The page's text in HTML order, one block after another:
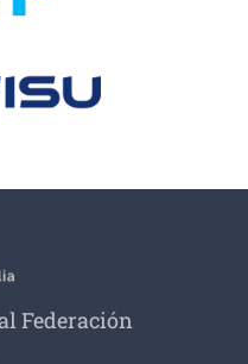
Federación